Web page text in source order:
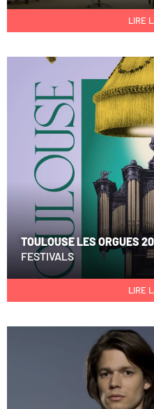
LIRE
TOULOUSE LES ORGUES
FESTIVALS
LIRE